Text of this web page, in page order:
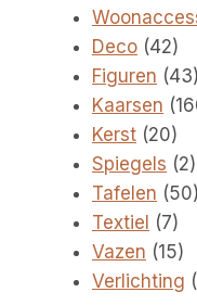
Deco 4242
Figuren 43
Kaarsen
Kerst 2020
Spiegels 22
Tafelen 50
Textiel 77
Vazen 1515
Verlichting